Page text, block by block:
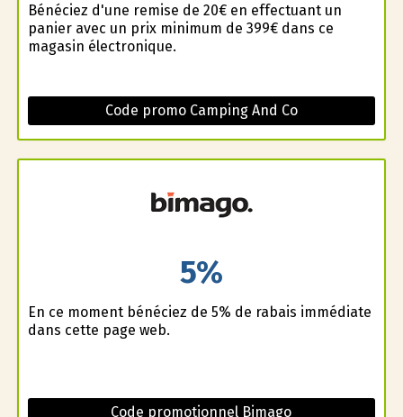
Bénéficiez d'une remise de 20€ en effectuant un
panier avec un prix minimum de 399€ dans ce
magasin électronique.
Code promo Camping And Co
5%
En ce moment bénéficiez de 5% de rabais immédiate
dans cette page web.
Code promotionnel Bimago